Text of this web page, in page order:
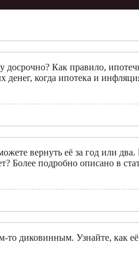
досрочно? Как правило,
когда ипотека и
вернуть её за год или
Более подробно описано в
то диковинным. Узнайте, как